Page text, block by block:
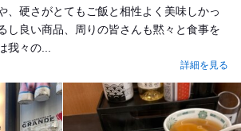
、硬さがとてもご飯と相性よく美味しかっ
し良い商品、周りの皆さんも黙々と食事を
我々の...
詳細を見る